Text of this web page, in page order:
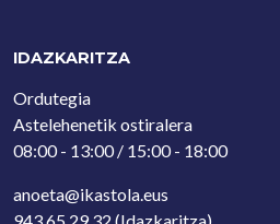
IDAZKARITZA
Ordutegia
Astelehenetik ostiralera
08:00 - 13:00 / 15:00 - 18:00
anoeta@ikastola.eus